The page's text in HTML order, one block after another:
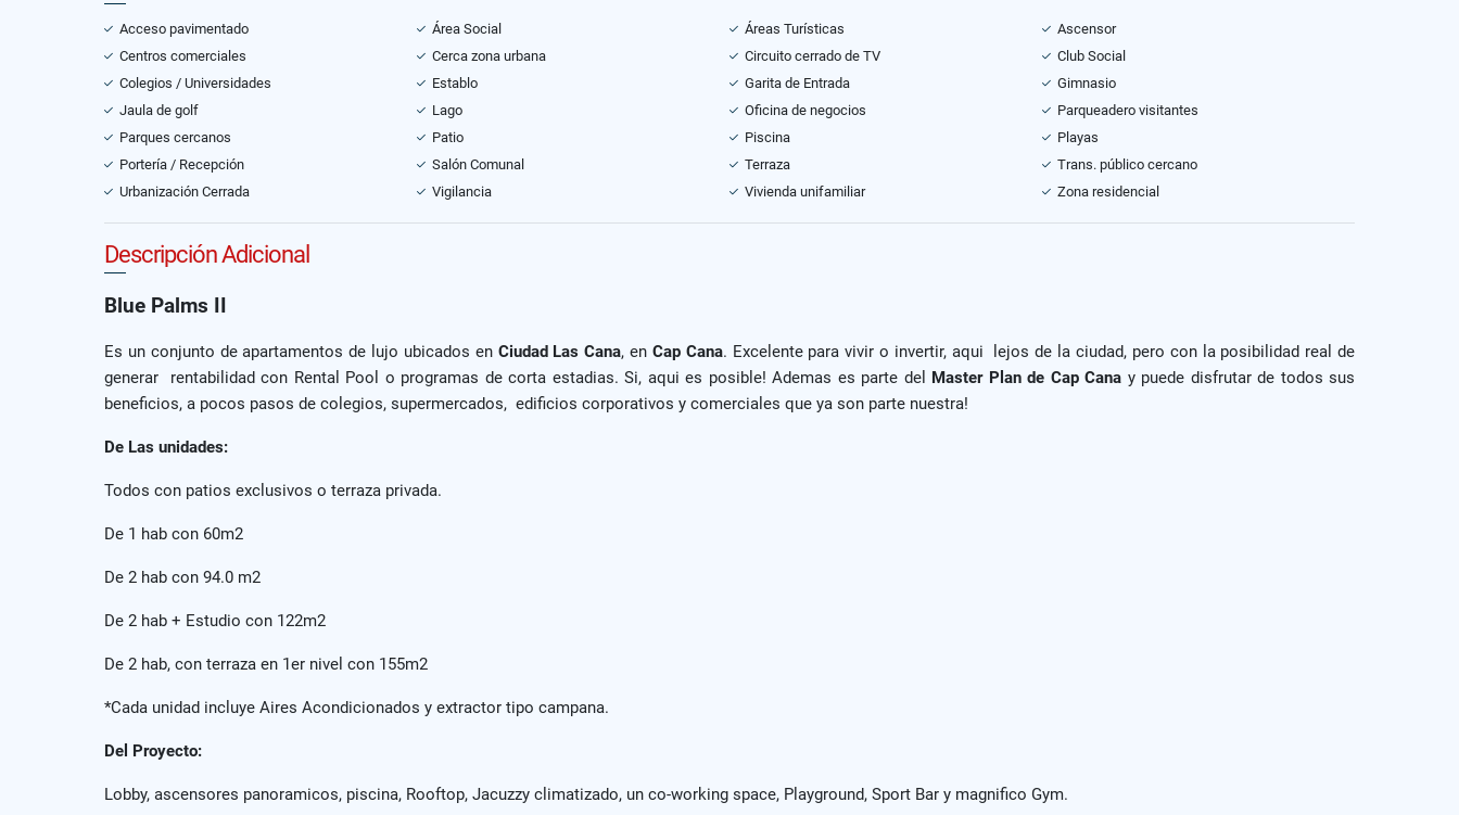
Acceso pavimentado Área Social Áreas Turísticas
Ascensor
Centros comerciales
Cerca zona urbana Circuito cerrado de TV
Club Social
Colegios / Universidades
Establo Garita de Entrada
Gimnasio
Jaula de golf
Lago Oficina de negocios
Parqueadero visitantes
Parques cercanos
Patio Piscina
Playas
Portería / Recepción
Salón Comunal Terraza
Trans. público cercano
Urbanización Cerrada
Vigilancia Vivienda unifamiliar Zona residencial
Descripción Adicional
Blue Palms II
Es un conjunto de apartamentos de lujo ubicados en Ciudad Las Cana, en Cap Cana. Excelente para vivir o invertir, aqui lejos de la ciudad, pero con la posibilidad real de
generar rentabilidad con Rental Pool o programas de corta estadias. Si, aqui es posible! Ademas es parte del Master Plan de Cap Cana y puede disfrutar de todos sus
beneficios, a pocos pasos de colegios, supermercados, edificios corporativos y comerciales que ya son parte nuestra!
De Las unidades:
Todos con patios exclusivos o terraza privada.
De 1 hab con 60m2
De 2 hab con 94.0 m2
De 2 hab + Estudio con 122m2
De 2 hab, con terraza en 1er nivel con 155m2
*Cada unidad incluye Aires Acondicionados y extractor tipo campana.
Del Proyecto:
Lobby, ascensores panoramicos, piscina, Rooftop, Jacuzzy climatizado, un co-working space, Playground, Sport Bar y magnifico Gym.